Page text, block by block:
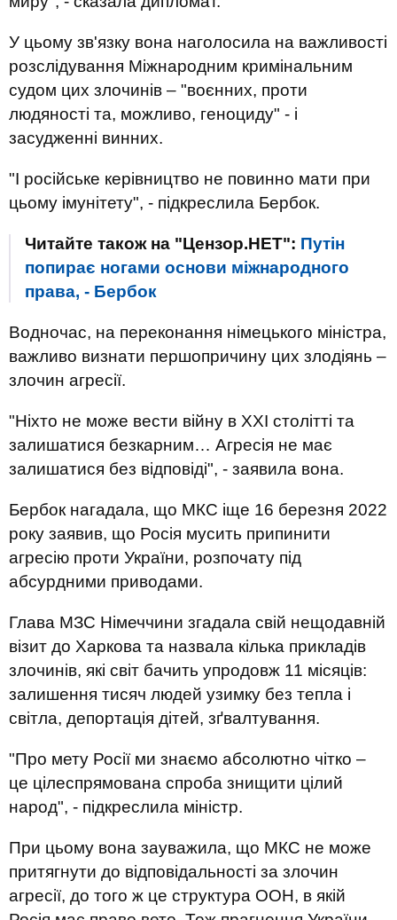
У цьому зв'язку вона наголосила на важливості
розслідування Міжнародним кримінальним
судом цих злочинів – "воєнних, проти
людяності та, можливо, геноциду" - і
засудженні винних.
"І російське керівництво не повинно мати при
цьому імунітету", - підкреслила Бербок.
Читайте також на "Цензор.НЕТ": Путін
попирає ногами основи міжнародного
права, - Бербок
Водночас, на переконання німецького міністра,
важливо визнати першопричину цих злодіянь –
злочин агресії.
"Ніхто не може вести війну в XXI столітті та
залишатися безкарним… Агресія не має
залишатися без відповіді", - заявила вона.
Бербок нагадала, що МКС іще 16 березня 2022
року заявив, що Росія мусить припинити
агресію проти України, розпочату під
абсурдними приводами.
Глава МЗС Німеччини згадала свій нещодавній
візит до Харкова та назвала кілька прикладів
злочинів, які світ бачить упродовж 11 місяців:
залишення тисяч людей узимку без тепла і
світла, депортація дітей, зґвалтування.
"Про мету Росії ми знаємо абсолютно чітко –
це цілеспрямована спроба знищити цілий
народ", - підкреслила міністр.
При цьому вона зауважила, що МКС не може
притягнути до відповідальності за злочин
агресії, до того ж це структура ООН, в якій